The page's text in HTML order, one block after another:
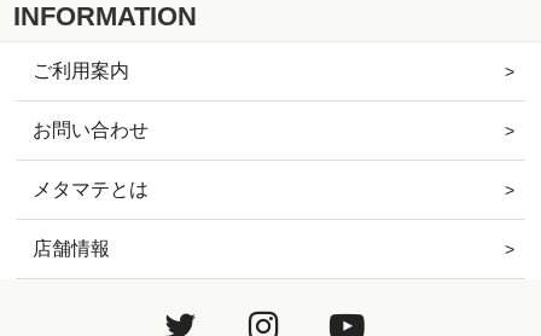
INFORMATION
ご利用案内
お問い合わせ
メタマテとは
店舗情報